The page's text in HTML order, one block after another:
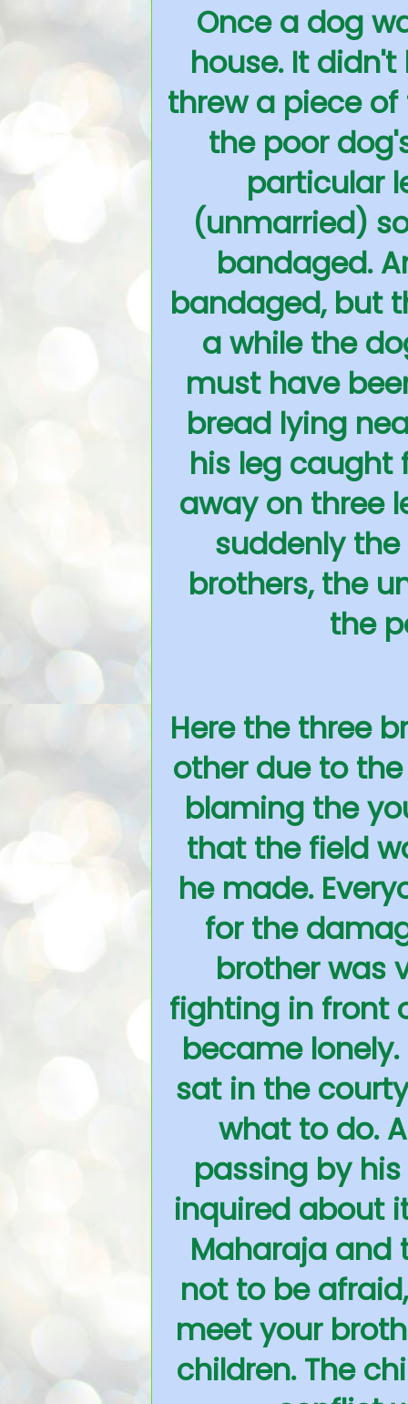
Once a dog
house. It
threw a piece
the poor
particular
(unmarried)
bandaged.
bandaged, but
a while the
must have
bread lying
his leg caught
away on three
suddenly
brothers, the
the
Here the three
other due to
blaming the
that the field
he made.
for the
brother was
fighting in front
became
sat in the
what to do.
passing by
inquired about
Maharaja and
not to be
meet your
children. The